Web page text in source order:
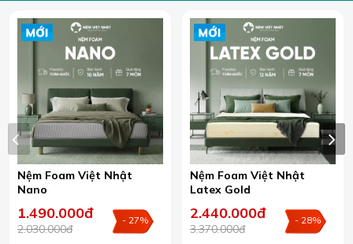
Nệm Foam Việt Nhật
Nano
1.490.000đ
2.030.000đ
- 27%
Nệm Foam Việt Nhật
Latex Gold
2.440.000đ
3.370.000đ
- 28%